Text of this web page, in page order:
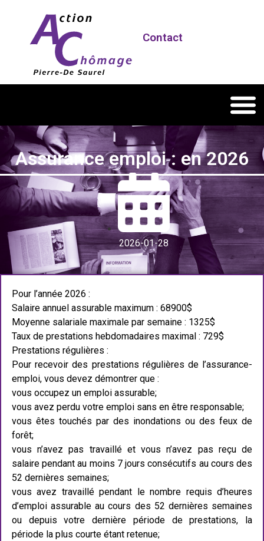
Contact
Assurance emploi : en 2026
2026-01-28
Pour l’année 2026 :
Salaire annuel assurable maximum : 68900$
Moyenne salariale maximale par semaine : 1325$
Taux de prestations hebdomadaires maximal : 729$
Prestations régulières :
Pour recevoir des prestations régulières de l’assurance-
emploi, vous devez démontrer que :
vous occupez un emploi assurable;
vous avez perdu votre emploi sans en être responsable;
vous êtes touchés par des inondations ou des feux de
forêt;
vous n’avez pas travaillé et vous n’avez pas reçu de
salaire pendant au moins 7 jours consécutifs au cours des
52 dernières semaines;
vous avez travaillé pendant le nombre requis d’heures
d’emploi assurable au cours des 52 dernières semaines
ou depuis votre dernière période de prestations, la
période la plus courte étant retenue;